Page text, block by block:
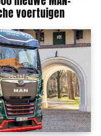
voertuigen